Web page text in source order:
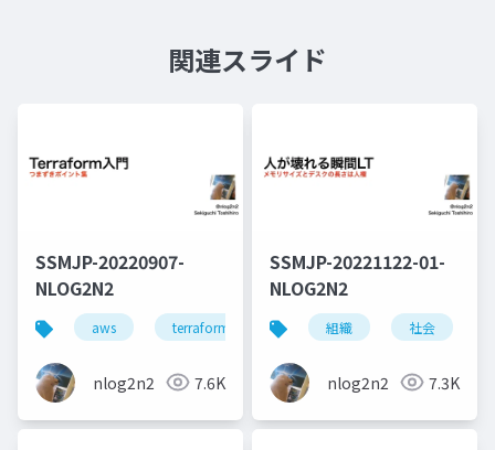
関連スライド
SSMJP-20220907-
NLOG2N2
aws terraform iac
nlog2n2 7.6K
SSMJP-20221122-01-
NLOG2N2
組織 社会
nlog2n2 7.3K